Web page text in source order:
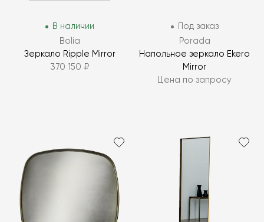
В наличии
Bolia
Зеркало Ripple Mirror
370 150 ₽
Под заказ
Porada
Напольное зеркало Ekero
Mirror
Цена по запросу